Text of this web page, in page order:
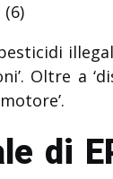
Oltre a
di